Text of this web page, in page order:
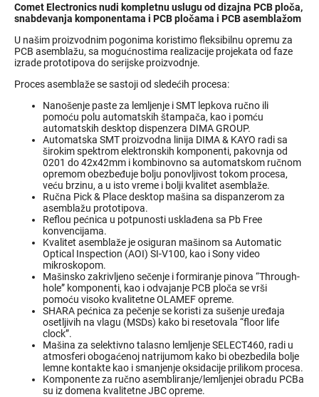
Comet Electronics nudi kompletnu uslugu od dizajna PCB ploča,
snabdevanja komponentama i PCB pločama i PCB asemblažom
U našim proizvodnim pogonima koristimo fleksibilnu opremu za
PCB asemblažu, sa mogućnostima realizacije projekata od faze
izrade prototipova do serijske proizvodnje.
Proces asemblaže se sastoji od sledećih procesa:
Nanošenje paste za lemljenje i SMT lepkova ručno ili
pomoću polu automatskih štampača, kao i pomću
automatskih desktop dispenzera DIMA GROUP.
Automatska SMT proizvodna linija DIMA & KAYO radi sa
širokim spektrom elektronskih komponenti, pakovnja od
0201 do 42x42mm i kombinovno sa automatskom ručnom
opremom obezbeđuje bolju ponovljivost tokom procesa,
veću brzinu, a u isto vreme i bolji kvalitet asemblaže.
Ručna Pick & Place desktop mašina sa dispanzerom za
asemblažu prototipova.
Reflou pećnica u potpunosti usklađena sa Pb Free
konvencijama.
Kvalitet asemblaže je osiguran mašinom sa Automatic
Optical Inspection (AOI) SI-V100, kao i Sony video
mikroskopom.
Mašinsko zakrivljeno sečenje i formiranje pinova “Through-
hole” komponenti, kao i odvajanje PCB ploča se vrši
pomoću visoko kvalitetne OLAMEF opreme.
SHARA pećnica za pečenje se koristi za sušenje uređaja
osetljivih na vlagu (MSDs) kako bi resetovala “floor life
clock”.
Mašina za selektivno talasno lemljenje SELECT460, radi u
atmosferi obogaćenoj natrijumom kako bi obezbedila bolje
lemne kontakte kao i smanjenje oksidacije prilikom procesa.
Komponente za ručno asembliranje/lemljenjei obradu PCBa
su iz domena kvalitetne JBC opreme.